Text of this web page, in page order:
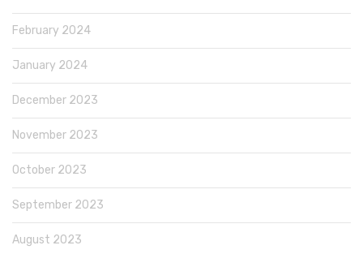
February 2024
January 2024
December 2023
November 2023
October 2023
September 2023
August 2023